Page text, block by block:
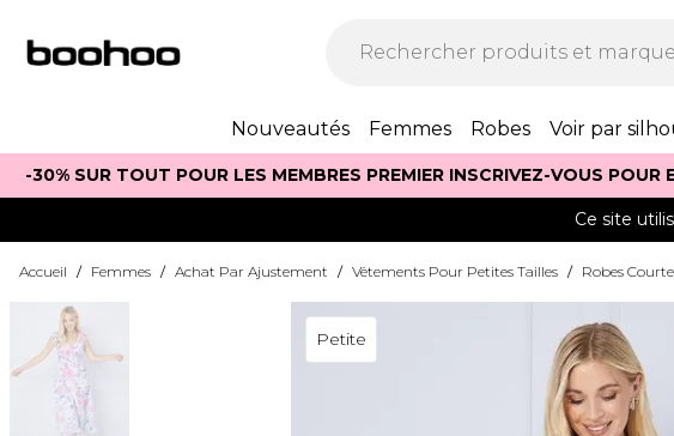
Nouveautés Femmes Robes Voir par
-30% SUR TOUT POUR LES MEMBRES PREMIER INSCRIVEZ-VOUS POUR
Ce site
Accueil / Femmes / Achat Par Ajustement / Vêtements Pour Petites Tailles / Robes
Petite